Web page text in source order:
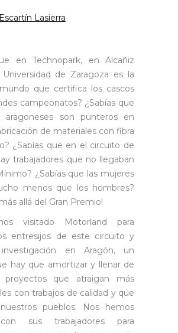
Lasierra
en Technopark, en Alcañiz
Universidad de Zaragoza es la
que certifica los cascos
campeonatos? ¿Sabías que
aragoneses son punteros en
de materiales con fibra
¿Sabías que en el circuito de
trabajadores que no llegaban
¿Sabías que las mujeres
menos que los hombres?
allá del Gran Premio!
visitado Motorland para
entresijos de este circuito y
en Aragón, un
hay que amortizar y llenar de
que atraigan más
con trabajos de calidad y que
pueblos. Nos hemos
sus trabajadores para